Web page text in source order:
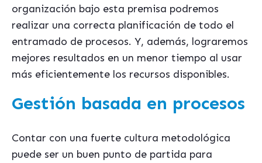
organización bajo esta premisa podremos
realizar una correcta planificación de todo el
entramado de procesos. Y, además, lograremos
mejores resultados en un menor tiempo al usar
más eficientemente los recursos disponibles.
Gestión basada en procesos
Contar con una fuerte cultura metodológica
puede ser un buen punto de partida para